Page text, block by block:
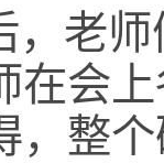
，老
在会
，整